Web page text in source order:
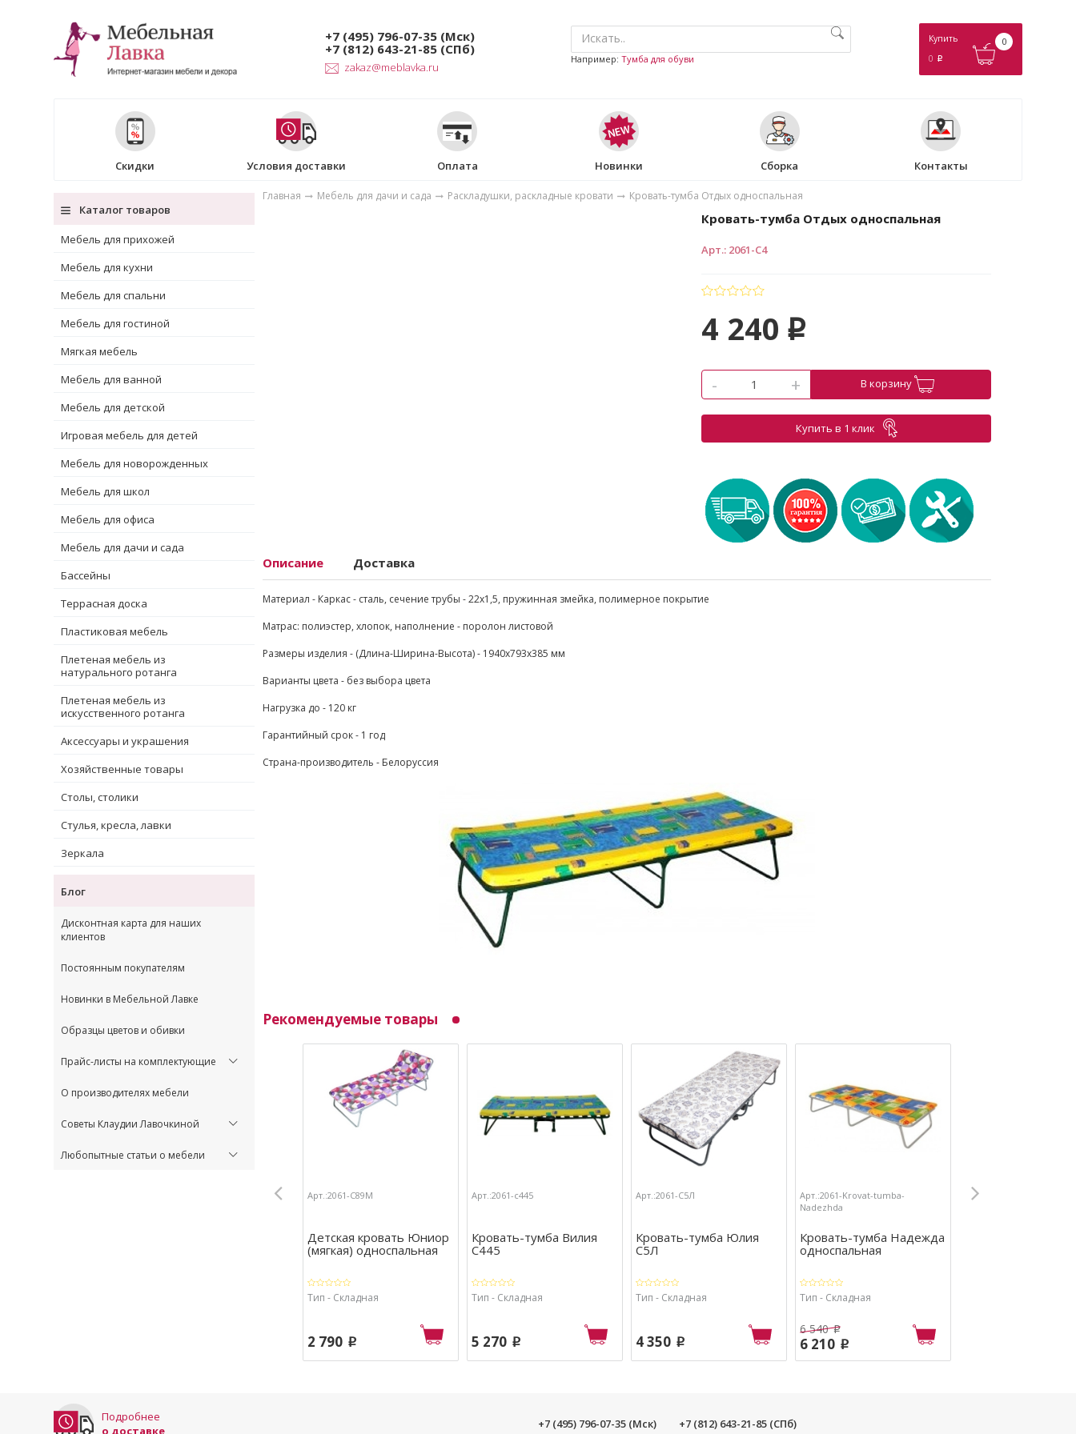
+7 (495) 796-07-35 (Мск)
+7 (812) 643-21-85 (СПб)
zakaz@meblavka.ru
Например: Тумба для обуви
Купить
0 p
0
Скидки Условия доставки Оплата Новинки Сборка Контакты
Каталог товаров
Мебель для прихожей
Мебель для кухни
Мебель для спальни
Мебель для гостиной
Мягкая мебель
Мебель для ванной
Мебель для детской
Игровая мебель для детей
Мебель для новорожденных
Мебель для школ
Мебель для офиса
Мебель для дачи и сада
Бассейны
Террасная доска
Пластиковая мебель
Плетеная мебель из
натурального ротанга
Плетеная мебель из
искусственного ротанга
Аксессуары и украшения
Хозяйственные товары
Столы, столики
Стулья, кресла, лавки
Зеркала
Блог
Дисконтная карта для наших
клиентов
Постоянным покупателям
Новинки в Мебельной Лавке
Образцы цветов и обивки
Прайс-листы на комплектующие
О производителях мебели
Советы Клаудии Лавочкиной
Любопытные статьи о мебели
Главная Мебель для дачи и сада Раскладушки, раскладные кровати Кровать-тумба Отдых односпальная
Кровать-тумба Отдых односпальная
Арт.: 2061-С4
4 240 p
- + В корзину
Купить в 1 клик
Описание Доставка
Материал - Каркас - сталь, сечение трубы - 22х1,5, пружинная змейка, полимерное покрытие
Матрас: полиэстер, хлопок, наполнение - поролон листовой
Размеры изделия - (Длина-Ширина-Высота) - 1940х793х385 мм
Варианты цвета - без выбора цвета
Нагрузка до - 120 кг
Гарантийный срок - 1 год
Страна-производитель - Белоруссия
Рекомендуемые товары
Арт.:2061-С89М
Детская кровать Юниор
(мягкая) односпальная
Тип - Складная
2 790 p
Арт.:2061-с445
Кровать-тумба Вилия
С445
Тип - Складная
5 270 p
Арт.:2061-С5Л
Кровать-тумба Юлия
С5Л
Тип - Складная
4 350 p
Арт.:2061-Krovat-tumba-
Nadezhda
Кровать-тумба Надежда
односпальная
Тип - Складная
6 540 p
6 210 p
Подробнее
о доставке
+7 (495) 796-07-35 (Мск) +7 (812) 643-21-85 (СПб)